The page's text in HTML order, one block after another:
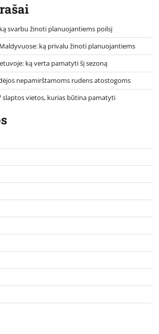
svarbu žinoti planuojantiems poilsį
ką privalu žinoti planuojantiems
ką verta pamatyti šį sezoną
nepamirštamoms rudens atostogoms
slaptos vietos, kurias būtina pamatyti